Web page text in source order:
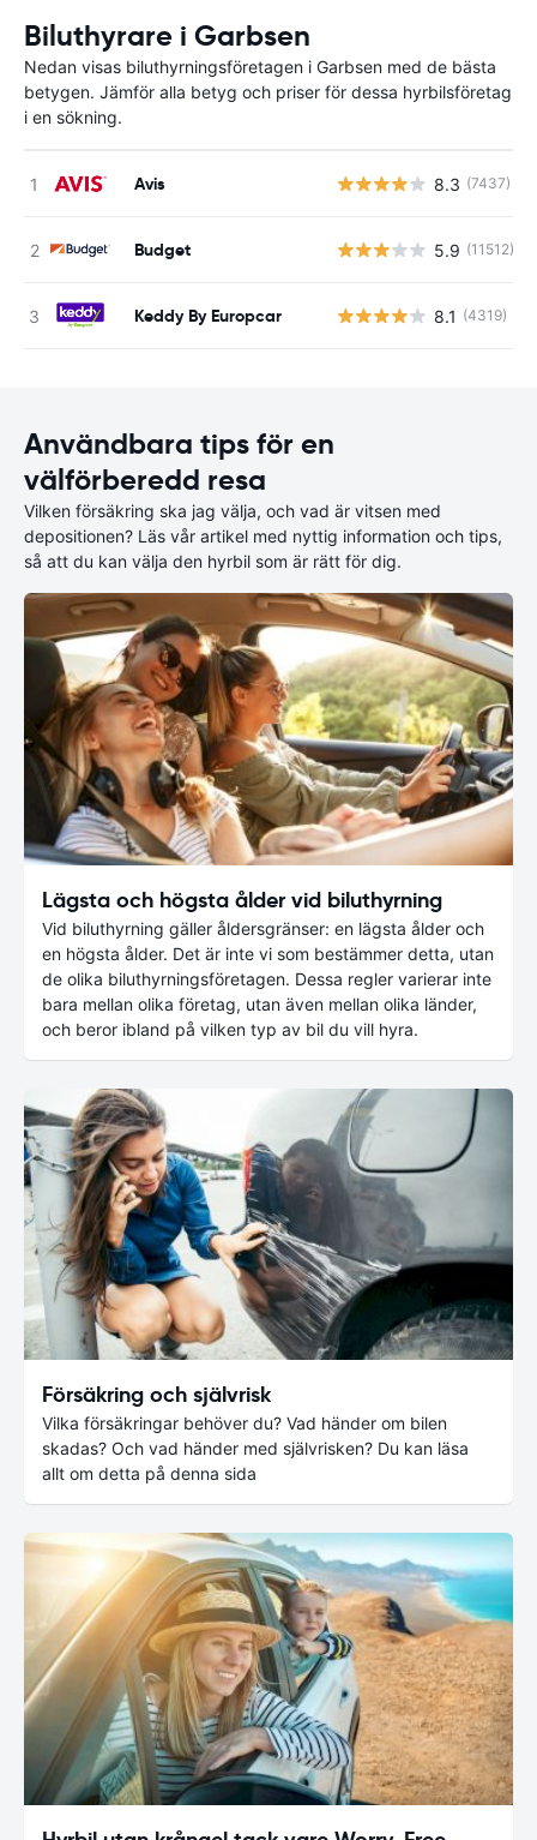
Biluthyrare i Garbsen
Nedan visas biluthyrningsföretagen i Garbsen med de bästa
betygen. Jämför alla betyg och priser för dessa hyrbilsföretag
i en sökning.
Avis 8.3 (7437)
Budget 5.9 (11512)
Keddy By Europcar 8.1 (4319)
Användbara tips för en
välförberedd resa
Vilken försäkring ska jag välja, och vad är vitsen med
depositionen? Läs vår artikel med nyttig information och tips,
så att du kan välja den hyrbil som är rätt för dig.
Lägsta och högsta ålder vid biluthyrning
Vid biluthyrning gäller åldersgränser: en lägsta ålder och
en högsta ålder. Det är inte vi som bestämmer detta, utan
de olika biluthyrningsföretagen. Dessa regler varierar inte
bara mellan olika företag, utan även mellan olika länder,
och beror ibland på vilken typ av bil du vill hyra.
Försäkring och självrisk
Vilka försäkringar behöver du? Vad händer om bilen
skadas? Och vad händer med självrisken? Du kan läsa
allt om detta på denna sida